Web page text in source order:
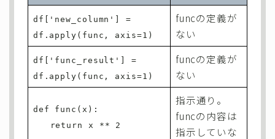
df['new_column'] =
df.apply(func, axis=1)
funcの定義が
ない
df['func_result'] =
df.apply(func, axis=1)
funcの定義が
ない
def func(x):
return x ** 2
指示通り。
funcの内容は
指示していな